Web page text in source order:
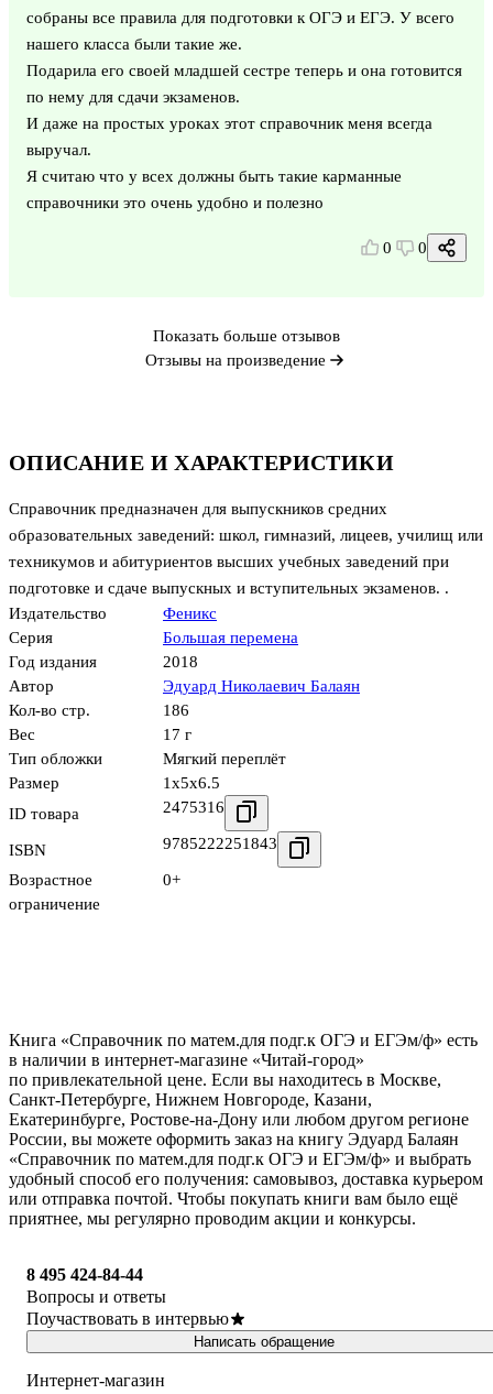
ОПИСАНИЕ И ХАРАКТЕРИСТИКИ
Справочник предназначен для выпускников средних
образовательных заведений: школ, гимназий, лицеев, училищ или
техникумов и абитуриентов высших учебных заведений при
подготовке и сдаче выпускных и вступительных экзаменов. .
Издательство
Феникс
Серия
Большая перемена
Год издания
2018
Автор
Эдуард Николаевич Балаян
Кол-во стр.
186
Вес
17 г
Тип обложки
Мягкий переплёт
Размер
1x5x6.5
ID товара
2475316
ISBN 9785222251843
Возрастное
ограничение
0+
собраны все правила для подготовки к ОГЭ и ЕГЭ. У всего
нашего класса были такие же.
Подарила его своей младшей сестре теперь и она готовится
по нему для сдачи экзаменов.
И даже на простых уроках этот справочник меня всегда
выручал.
Я считаю что у всех должны быть такие карманные
справочники это очень удобно и полезно
0 0
Показать больше отзывов
Отзывы на произведение
Книга «Справочник по матем.для подг.к ОГЭ и ЕГЭм/ф» есть
в наличии в интернет-магазине «Читай-город»
по привлекательной цене. Если вы находитесь в Москве,
Санкт-Петербурге, Нижнем Новгороде, Казани,
Екатеринбурге, Ростове-на-Дону или любом другом регионе
России, вы можете оформить заказ на книгу Эдуард Балаян
«Справочник по матем.для подг.к ОГЭ и ЕГЭм/ф» и выбрать
удобный способ его получения: самовывоз, доставка курьером
или отправка почтой. Чтобы покупать книги вам было ещё
приятнее, мы регулярно проводим акции и конкурсы.
8 495 424-84-44
Вопросы и ответы
Поучаствовать в интервью
Написать обращение
Интернет-магазин